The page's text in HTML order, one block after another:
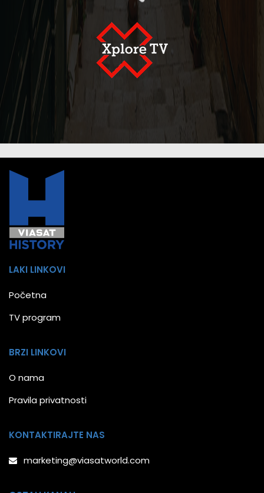
LAKI LINKOVI
Početna
TV program
BRZI LINKOVI
O nama
Pravila privatnosti
KONTAKTIRAJTE NAS
marketing@viasatworld.com